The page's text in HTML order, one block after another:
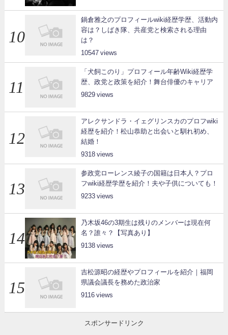
鍋倉雅之のプロフィールwiki経歴学歴、活動内
容は？しばき隊、共産党と検索される理由
は？
10547
「犬飼このり」プロフィール年齢Wiki経歴学
歴、政党と政策を紹介！舞台俳優のキャリア
9829
アレクサンドラ・イェグリンスカのプロフwiki
経歴を紹介！松山恭助と出会いと馴れ初め、
結婚！
9318
参政党ローレンス綾子の国籍は日本人？プロ
フwiki経歴学歴を紹介！夫や子供についても！
9233
乃木坂46の3期生は残りのメンバーは現在何
名？誰々？【写真あり】
9138
吉松源昭の経歴やプロフィールを紹介｜福岡
県議会議長を務めた政治家
9116
スポンサードリンク